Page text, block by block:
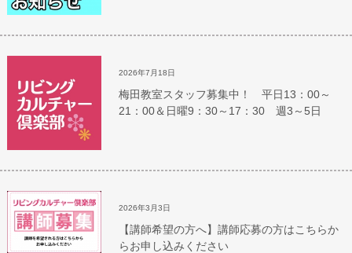
2026年7月18日
梅田教室スタッフ募集中！ 平日13：00～
21：00＆日曜9：30～17：30 週3～5日
2026年3月3日
【講師希望の方へ】講師応募の方はこちらか
らお申し込みください